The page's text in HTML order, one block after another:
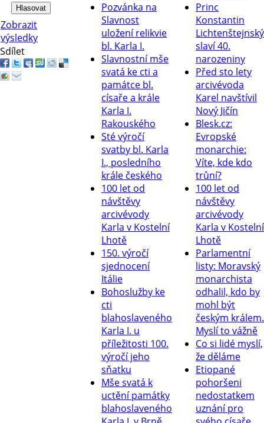
Zobrazit
výsledky
Sdílet
Pozvánka na
Slavnost
uložení relikvie
bl. Karla I.
Slavnostní mše
svatá ke cti a
památce bl.
císaře a krále
Karla I.
Rakouského
Sté výročí
svatby bl. Karla
I., posledního
krále českého
100 let od
návštěvy
arcivévody
Karla v Kostelní
Lhotě
150. výročí
sjednocení
Itálie
Bohoslužby ke
cti
blahoslaveného
Karla I. u
příležitosti 100.
výročí jeho
sňatku
Mše svatá k
uctění památky
blahoslaveného
Princ
Konstantin
Lichtenštejnský
slaví 40.
narozeniny
Před sto lety
arcivévoda
Karel navštívil
Nový Jičín
Blesk.cz:
Evropské
monarchie:
Víte, kde kdo
trůní?
100 let od
návštěvy
arcivévody
Karla v Kostelní
Lhotě
Parlamentní
listy: Moravský
monarchista
odhalil, kdo by
mohl být
českým králem.
Myslí to vážně
Co si lidé myslí,
že děláme
Etiopané
pohoršeni
nedostatkem
uznání pro